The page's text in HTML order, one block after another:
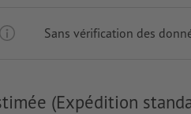
Sans vérification des
(Expédition